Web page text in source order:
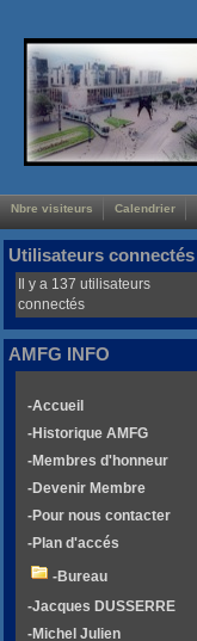
Nbre visiteurs Calendrier
Utilisateurs connectés
Il y a 137 utilisateurs
connectés
AMFG INFO
-Accueil
-Historique AMFG
-Membres d'honneur
-Devenir Membre
-Pour nous contacter
-Plan d'accés
-Bureau
-Jacques DUSSERRE
-Michel Julien